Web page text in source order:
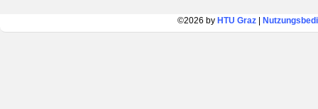
©2026 by HTU Graz|